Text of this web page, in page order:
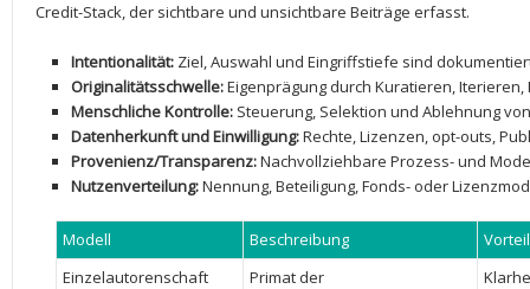
Credit-Stack, der sichtbare und unsichtbare Beiträge erfasst.
Intentionalität: Ziel, Auswahl und Eingriffstiefe sind
Originalitätsschwelle:Eigenprägung durch Kuratieren,
Menschliche Kontrolle: Steuerung, Selektion und Ablehnung
Datenherkunft⁢ und Einwilligung:Rechte, Lizenzen, opt-outs,
Provenienz/Transparenz:Nachvollziehbare Prozess- und
Nutzenverteilung:Nennung, Beteiligung, Fonds- oder
Modell Beschreibung
Vorteil
Einzelautorenschaft
Primat ‍der